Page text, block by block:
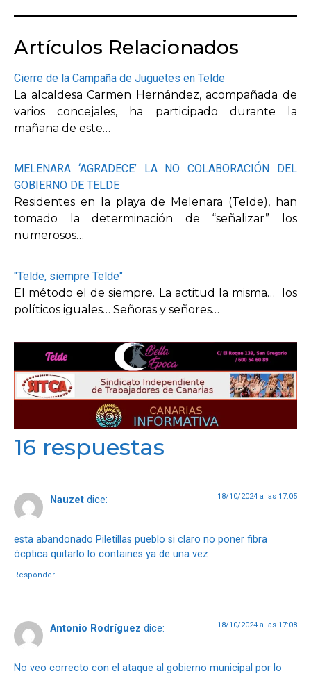
Artículos Relacionados
Cierre de la Campaña de Juguetes en Telde
La alcaldesa Carmen Hernández, acompañada de
varios concejales, ha participado durante la
mañana de este…
MELENARA ‘AGRADECE’ LA NO COLABORACIÓN DEL
GOBIERNO DE TELDE
Residentes en la playa de Melenara (Telde), han
tomado la determinación de “señalizar” los
numerosos…
"Telde, siempre Telde"
El método el de siempre. La actitud la misma… los
políticos iguales… Señoras y señores…
16 respuestas
Nauzet dice: 18/10/2024 a las 17:05
esta abandonado Piletillas pueblo si claro no poner fibra
ócptica quitarlo lo containes ya de una vez
Responder
Antonio Rodríguez dice: 18/10/2024 a las 17:08
No veo correcto con el ataque al gobierno municipal por lo